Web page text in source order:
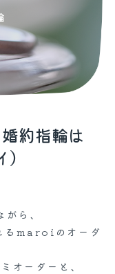
約指輪は
ら、
るmaroiのオーダ
オーダーと、